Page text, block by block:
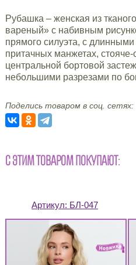
Рубашка – женская из
вареный» с набивным
прямого силуэта, с
притачных манжетах,
центральной бортовой
небольшими разрезами по
Поделись товаром в соц. сетях:
С ЭТИМ ТОВАРОМ ПОКУПАЮТ:
Артикул: БЛ-047